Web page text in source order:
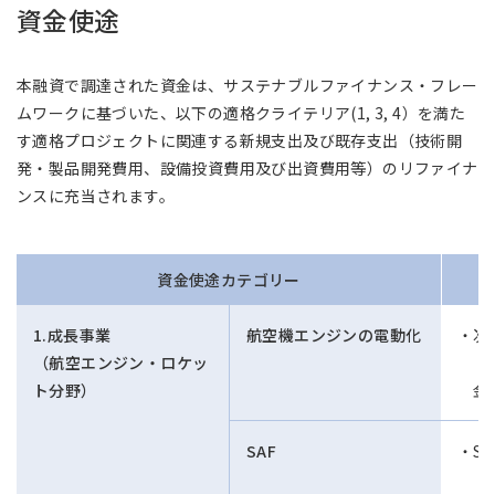
資金使途
本融資で調達された資金は、サステナブルファイナンス・フレー
ムワークに基づいた、以下の適格クライテリア(1, 3, 4）を満た
す適格プロジェクトに関連する新規支出及び既存支出（技術開
発・製品開発費用、設備投資費用及び出資費用等）のリファイナ
ンスに充当されます。
資金使途カテゴリー
1.成長事業
（航空エンジン・ロケッ
ト分野）
航空機エンジンの電動化
次
金
SAF